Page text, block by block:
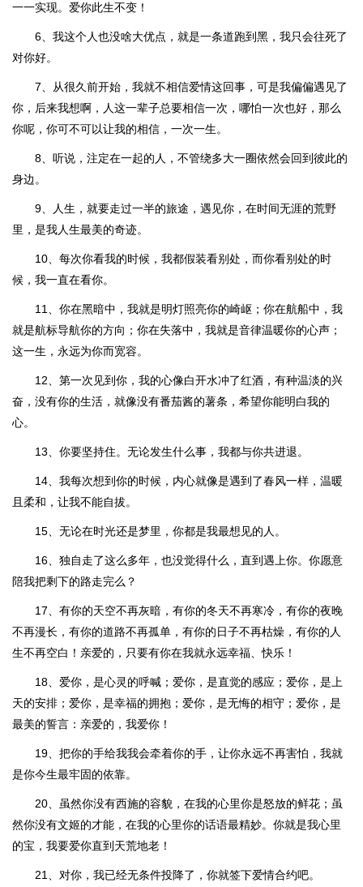
一一实现。爱你此生不变！
6、我这个人也没啥大优点，就是一条道跑到黑，我只会往死了
对你好。
7、从很久前开始，我就不相信爱情这回事，可是我偏偏遇见了
你，后来我想啊，人这一辈子总要相信一次，哪怕一次也好，那么
你呢，你可不可以让我的相信，一次一生。
8、听说，注定在一起的人，不管绕多大一圈依然会回到彼此的
身边。
9、人生，就要走过一半的旅途，遇见你，在时间无涯的荒野
里，是我人生最美的奇迹。
10、每次你看我的时候，我都假装看别处，而你看别处的时
候，我一直在看你。
11、你在黑暗中，我就是明灯照亮你的崎岖；你在航船中，我
就是航标导航你的方向；你在失落中，我就是音律温暖你的心声；
这一生，永远为你而宽容。
12、第一次见到你，我的心像白开水冲了红酒，有种温淡的兴
奋，没有你的生活，就像没有番茄酱的薯条，希望你能明白我的
心。
13、你要坚持住。无论发生什么事，我都与你共进退。
14、我每次想到你的时候，内心就像是遇到了春风一样，温暖
且柔和，让我不能自拔。
15、无论在时光还是梦里，你都是我最想见的人。
16、独自走了这么多年，也没觉得什么，直到遇上你。你愿意
陪我把剩下的路走完么？
17、有你的天空不再灰暗，有你的冬天不再寒冷，有你的夜晚
不再漫长，有你的道路不再孤单，有你的日子不再枯燥，有你的人
生不再空白！亲爱的，只要有你在我就永远幸福、快乐！
18、爱你，是心灵的呼喊；爱你，是直觉的感应；爱你，是上
天的安排；爱你，是幸福的拥抱；爱你，是无悔的相守；爱你，是
最美的誓言：亲爱的，我爱你！
19、把你的手给我我会牵着你的手，让你永远不再害怕，我就
是你今生最牢固的依靠。
20、虽然你没有西施的容貌，在我的心里你是怒放的鲜花；虽
然你没有文姬的才能，在我的心里你的话语最精妙。你就是我心里
的宝，我要爱你直到天荒地老！
21、对你，我已经无条件投降了，你就签下爱情合约吧。